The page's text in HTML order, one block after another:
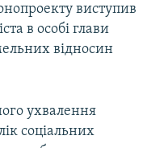
виступив
в особі глави
відносин
ухвалення
соціальних